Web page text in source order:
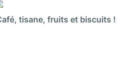
tisane, fruits et biscuits !